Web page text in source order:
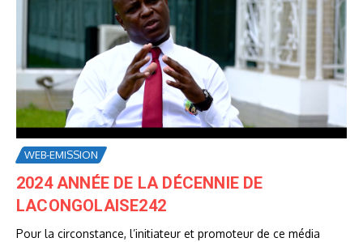
WEB-EMISSION
2024 ANNÉE DE LA DÉCENNIE DE
LACONGOLAISE242
Pour la circonstance, l’initiateur et promoteur de ce média